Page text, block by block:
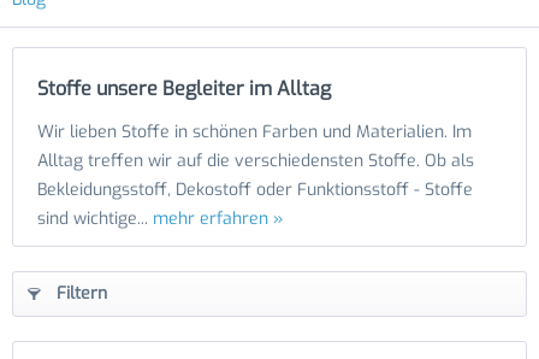
Stoffe unsere Begleiter im Alltag
Wir lieben Stoffe in schönen Farben und Materialien. Im
Alltag treffen wir auf die verschiedensten Stoffe. Ob als
Bekleidungsstoff, Dekostoff oder Funktionsstoff - Stoffe
sind wichtige... mehr erfahren »
Filtern